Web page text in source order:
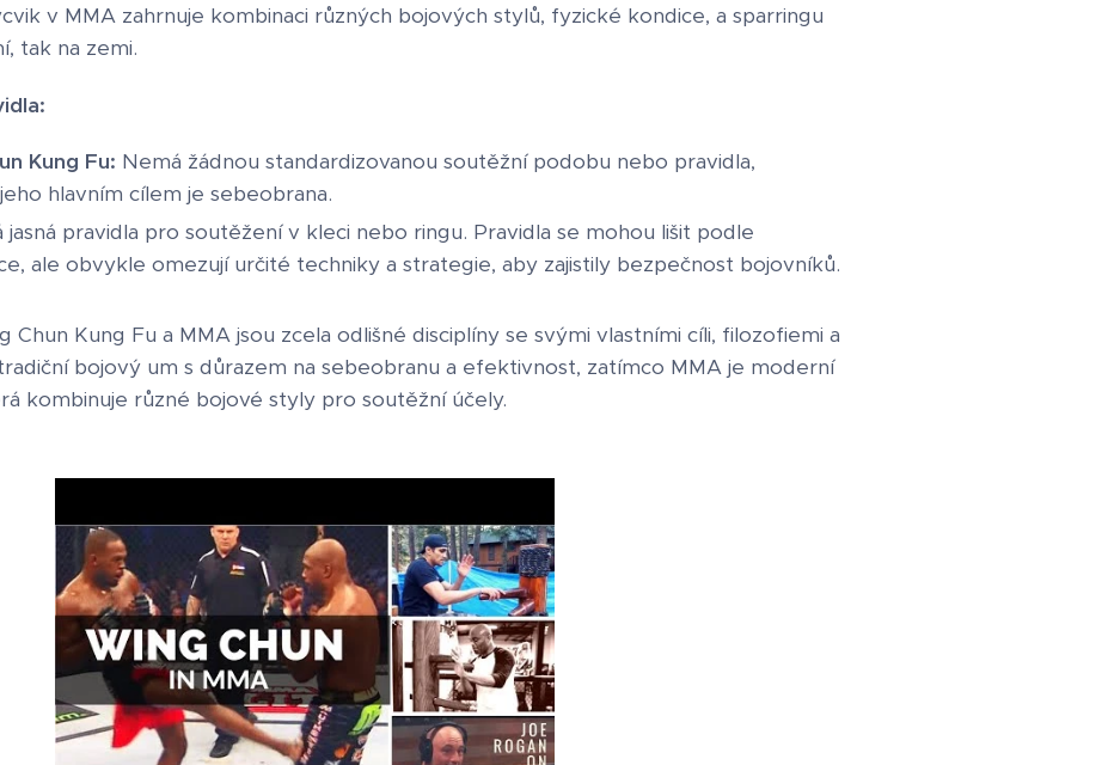
v MMA zahrnuje kombinaci různých bojových stylů, fyzické kondice, a sparringu
tak na zemi.
Kung Fu: Nemá žádnou standardizovanou soutěžní podobu nebo pravidla,
hlavním cílem je sebeobrana.
jasná pravidla pro soutěžení v kleci nebo ringu. Pravidla se mohou lišit podle
ale obvykle omezují určité techniky a strategie, aby zajistily bezpečnost bojovníků.
Chun Kung Fu a MMA jsou zcela odlišné disciplíny se svými vlastními cíli, filozofiemi a
bojový um s důrazem na sebeobranu a efektivnost, zatímco MMA je moderní
kombinuje různé bojové styly pro soutěžní účely.